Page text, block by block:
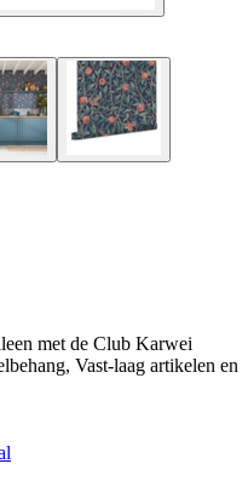
met de Club Karwei
Vast-laag artikelen en